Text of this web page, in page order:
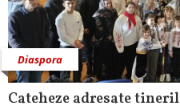
Diaspora
Cateheze adresate